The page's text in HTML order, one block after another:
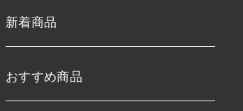
新着商品
おすすめ商品